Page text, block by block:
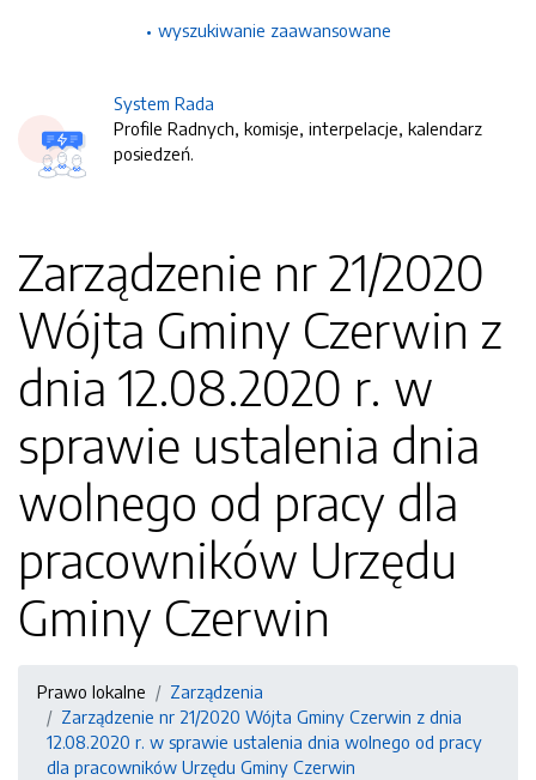
wyszukiwanie zaawansowane
System Rada
Profile Radnych, komisje, interpelacje, kalendarz
posiedzeń.
Zarządzenie nr 21/2020
Wójta Gminy Czerwin z
dnia 12.08.2020 r. w
sprawie ustalenia dnia
wolnego od pracy dla
pracowników Urzędu
Gminy Czerwin
Prawo lokalne
Zarządzenia
Zarządzenie nr 21/2020 Wójta Gminy Czerwin z dnia
12.08.2020 r. w sprawie ustalenia dnia wolnego od pracy
dla pracowników Urzędu Gminy Czerwin